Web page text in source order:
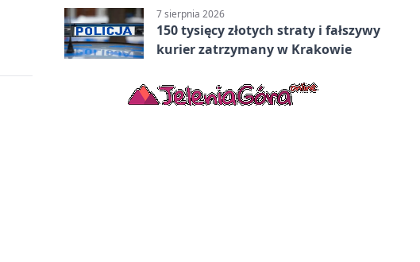
7 sierpnia 2026
150 tysięcy złotych straty i fałszywy
kurier zatrzymany w Krakowie